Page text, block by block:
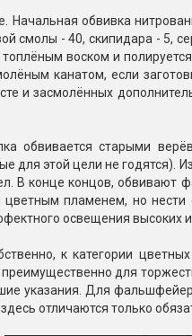
Начальная обвивка
смолы - 40, скипидара - 5,
воском и
канатом, если
и засмолённых
обвивается старыми
для этой цели не годятся).
В конце концов, обвивают
пламенем, но
освещения высоких
к категории
для
указания. Для
отличаются только